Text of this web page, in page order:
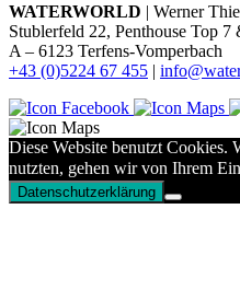
WATERWORLD | Werner
Stublerfeld 22, Penthouse Top 7
A – 6123 Terfens-Vomperbach
+43 (0)5224 67 455 |
Diese Website benutzt Cookies.
nutzten, gehen wir von Ihrem
Datenschutzerklärung